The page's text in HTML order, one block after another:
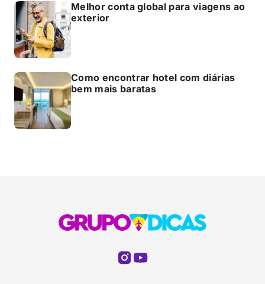
Melhor conta global para viagens ao
exterior
Como encontrar hotel com diárias
bem mais baratas